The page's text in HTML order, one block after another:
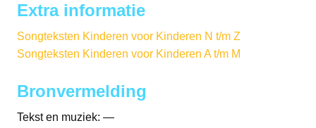
Extra informatie
Songteksten Kinderen voor Kinderen N t/m Z
Songteksten Kinderen voor Kinderen A t/m M
Bronvermelding
Tekst en muziek: —